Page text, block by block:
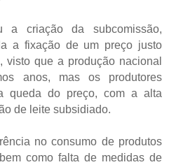
a criação da subcomissão,
a fixação de um preço justo
visto que a produção nacional
anos, mas os produtores
queda do preço, com a alta
de leite subsidiado.
no consumo de produtos
como falta de medidas de